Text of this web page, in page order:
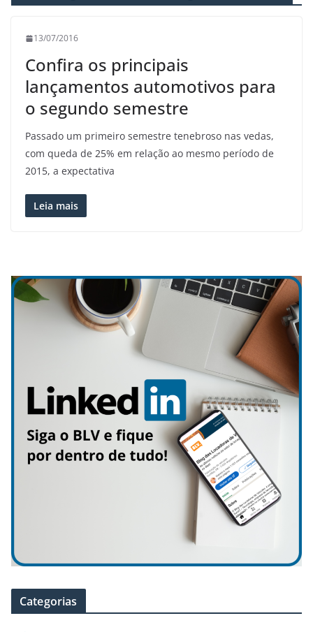
13/07/2016
Confira os principais
lançamentos automotivos para
o segundo semestre
Passado um primeiro semestre tenebroso nas vedas,
com queda de 25% em relação ao mesmo período de
2015, a expectativa
Leia mais
Categorias